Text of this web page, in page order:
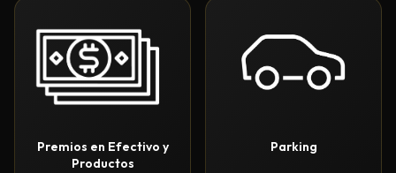
Premios en Efectivo y
Productos
Parking